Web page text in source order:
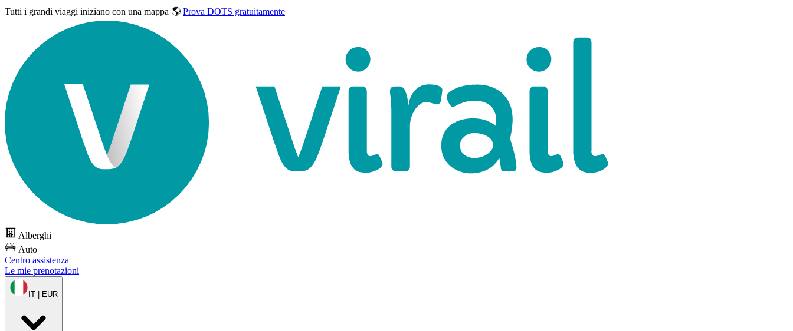
Tutti i grandi viaggi iniziano con una mappa 🌎 Prova DOTS gratuitamente
Alberghi
Auto
Centro assistenza
Le mie prenotazioni
IT | EUR